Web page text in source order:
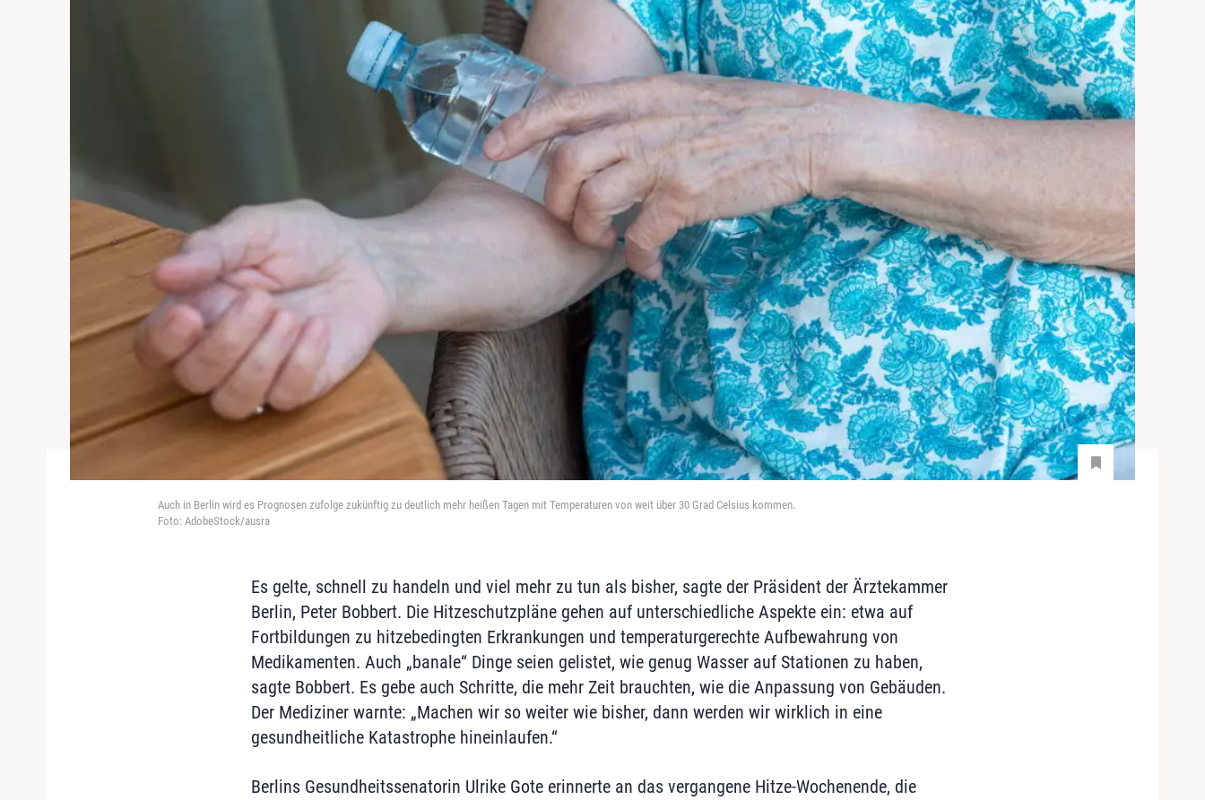
Auch in Berlin wird es Prognosen zufolge zukünftig zu deutlich mehr heißen Tagen mit Temperaturen von weit über 30 Grad Celsius kommen.
Foto: AdobeStock/ausra
Es gelte, schnell zu handeln und viel mehr zu tun als bisher, sagte der Präsident der Ärztekammer
Berlin, Peter Bobbert. Die Hitzeschutzpläne gehen auf unterschiedliche Aspekte ein: etwa auf
Fortbildungen zu hitzebedingten Erkrankungen und temperaturgerechte Aufbewahrung von
Medikamenten. Auch „banale“ Dinge seien gelistet, wie genug Wasser auf Stationen zu haben,
sagte Bobbert. Es gebe auch Schritte, die mehr Zeit brauchten, wie die Anpassung von Gebäuden.
Der Mediziner warnte: „Machen wir so weiter wie bisher, dann werden wir wirklich in eine
gesundheitliche Katastrophe hineinlaufen.“
Berlins Gesundheitssenatorin Ulrike Gote erinnerte an das vergangene Hitze-Wochenende, die